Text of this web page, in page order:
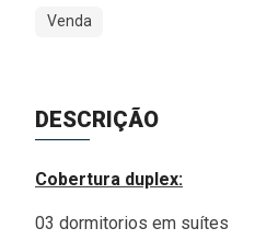
Venda
DESCRIÇÃO
Cobertura duplex:
03 dormitorios em suítes